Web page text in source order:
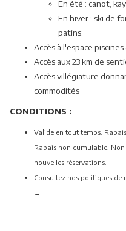
En été : canot,
En hiver : ski de
patins;
Accès à l'espace
Accès aux 23 km de
Accès villégiature
commodités
CONDITIONS :
Valide en tout temps.
Rabais non cumulable.
nouvelles réservations.
Consultez nos politiques
→